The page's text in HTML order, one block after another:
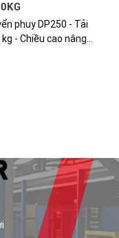
phuy DP250 - Tải
- Chiều cao nâng...